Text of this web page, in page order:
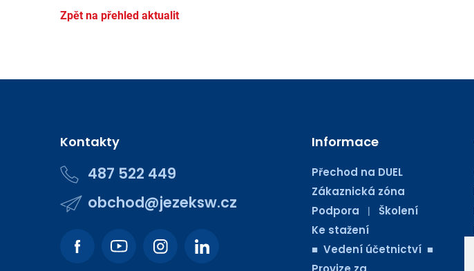
Zpět na přehled aktualit
Kontakty
487 522 449
obchod@jezeksw.cz
Informace
Přechod na DUEL
Zákaznická zóna
Podpora
| Školení
Ke stažení
■ Vedení účetnictví ■